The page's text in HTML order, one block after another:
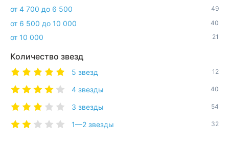
от 4 700 до 6 500 49
от 6 500 до 10 000 40
от 10 000 21
Количество звезд
5 звезд 12
4 звезды 40
3 звезды 54
1—2 звезды 32